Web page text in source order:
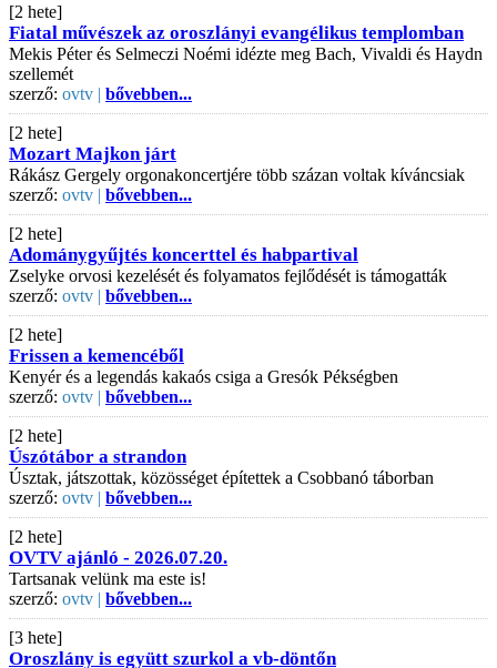
[2 hete]
Fiatal művészek az oroszlányi evangélikus templomban
Mekis Péter és Selmeczi Noémi idézte meg Bach, Vivaldi és Haydn
szellemét
szerző: ovtv | bővebben...
[2 hete]
Mozart Majkon járt
Rákász Gergely orgonakoncertjére több százan voltak kíváncsiak
szerző: ovtv | bővebben...
[2 hete]
Adománygyűjtés koncerttel és habpartival
Zselyke orvosi kezelését és folyamatos fejlődését is támogatták
szerző: ovtv | bővebben...
[2 hete]
Frissen a kemencéből
Kenyér és a legendás kakaós csiga a Gresók Pékségben
szerző: ovtv | bővebben...
[2 hete]
Úszótábor a strandon
Úsztak, játszottak, közösséget építettek a Csobbanó táborban
szerző: ovtv | bővebben...
[2 hete]
OVTV ajánló - 2026.07.20.
Tartsanak velünk ma este is!
szerző: ovtv | bővebben...
[3 hete]
Oroszlány is együtt szurkol a vb-döntőn